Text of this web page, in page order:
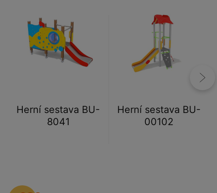
Herní sestava BU-
8041
Herní sestava BU-
00102